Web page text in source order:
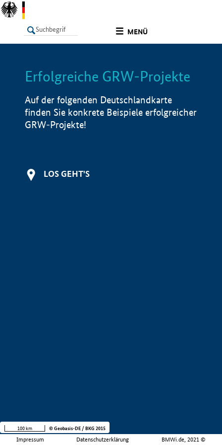
MENÜ
LISTE Info
Erfolgreiche GRW-Projekte
Auf der folgenden Deutschlandkarte
finden Sie konkrete Beispiele erfolgreicher
GRW-Projekte!
LOS GEHT'S
Impressum Datenschutzerklärung BMWi.de, 2021 ©
100 km © Geobasis-DE / BKG 2015